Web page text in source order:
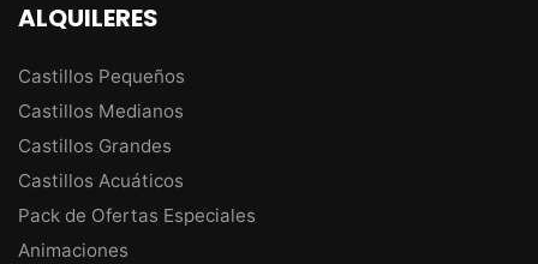
ALQUILERES
Castillos Pequeños
Castillos Medianos
Castillos Grandes
Castillos Acuáticos
Pack de Ofertas Especiales
Animaciones